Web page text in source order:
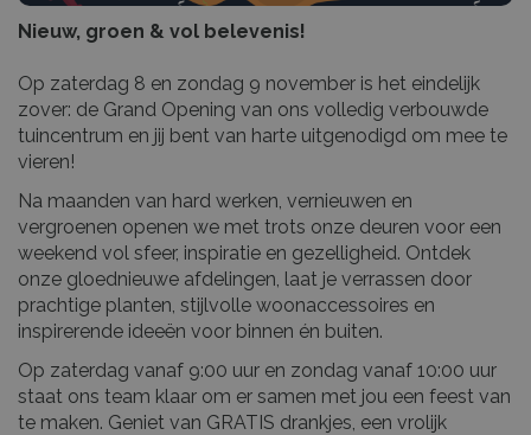
Nieuw, groen & vol belevenis!
Op zaterdag 8 en zondag 9 november is het eindelijk
zover: de Grand Opening van ons volledig verbouwde
tuincentrum en jij bent van harte uitgenodigd om mee te
vieren!
Na maanden van hard werken, vernieuwen en
vergroenen openen we met trots onze deuren voor een
weekend vol sfeer, inspiratie en gezelligheid. Ontdek
onze gloednieuwe afdelingen, laat je verrassen door
prachtige planten, stijlvolle woonaccessoires en
inspirerende ideeën voor binnen én buiten.
Op zaterdag vanaf 9:00 uur en zondag vanaf 10:00 uur
staat ons team klaar om er samen met jou een feest van
te maken. Geniet van GRATIS drankjes, een vrolijk